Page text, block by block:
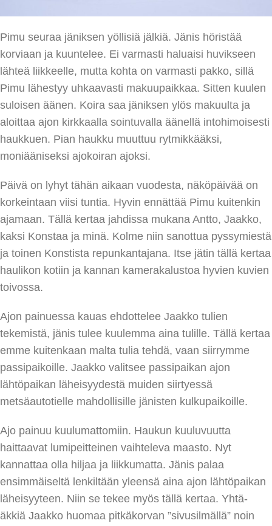
Pimu seuraa jäniksen yöllisiä jälkiä. Jänis höristää
korviaan ja kuuntelee. Ei varmasti haluaisi huvikseen
lähteä liikkeelle, mutta kohta on varmasti pakko, sillä
Pimu lähestyy uhkaavasti makuupaikkaa. Sitten kuulen
suloisen äänen. Koira saa jäniksen ylös makuulta ja
aloittaa ajon kirkkaalla sointuvalla äänellä intohimoisesti
haukkuen. Pian haukku muuttuu rytmikkääksi,
moniääniseksi ajokoiran ajoksi.
Päivä on lyhyt tähän aikaan vuodesta, näköpäivää on
korkeintaan viisi tuntia. Hyvin ennättää Pimu kuitenkin
ajamaan. Tällä kertaa jahdissa mukana Antto, Jaakko,
kaksi Konstaa ja minä. Kolme niin sanottua pyssymiestä
ja toinen Konstista repunkantajana. Itse jätin tällä kertaa
haulikon kotiin ja kannan kamerakalustoa hyvien kuvien
toivossa.
Ajon painuessa kauas ehdottelee Jaakko tulien
tekemistä, jänis tulee kuulemma aina tulille. Tällä kertaa
emme kuitenkaan malta tulia tehdä, vaan siirrymme
passipaikoille. Jaakko valitsee passipaikan ajon
lähtöpaikan läheisyydestä muiden siirtyessä
metsäautotielle mahdollisille jänisten kulkupaikoille.
Ajo painuu kuulumattomiin. Haukun kuuluvuutta
haittaavat lumipeitteinen vaihteleva maasto. Nyt
kannattaa olla hiljaa ja liikkumatta. Jänis palaa
ensimmäiseltä lenkiltään yleensä aina ajon lähtöpaikan
läheisyyteen. Niin se tekee myös tällä kertaa. Yhtä-
äkkiä Jaakko huomaa pitkäkorvan ”sivusilmällä” noin